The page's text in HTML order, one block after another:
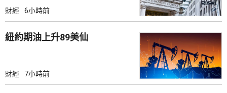
財經 6小時前
紐約期油上升89美仙
財經 7小時前